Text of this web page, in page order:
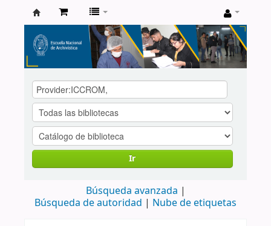
Catálogo
de
Biblioteca
ENA
Ir
Búsqueda avanzada
Búsqueda de autoridad
Nube de etiquetas